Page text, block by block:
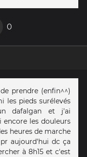
0
prendre (enfin^^)
les pieds surélevés
dafalgan et j'ai
encore les douleurs
heures de marche
aujourd'hui dc ça
à 8h15 et c'est